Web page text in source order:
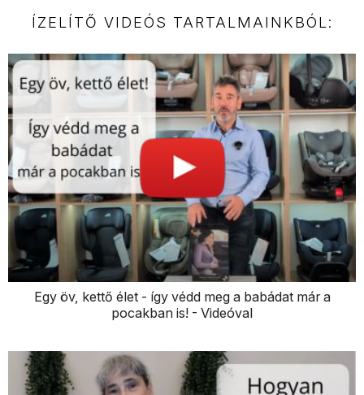
ÍZELÍTŐ VIDEÓS TARTALMAINKBÓL:
Egy öv, kettő élet - így védd meg a babádat már a
pocakban is! - Videóval